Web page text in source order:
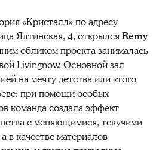
«Кристалл» по адресу
Ялтинская, 4, открылсяRemy
обликом проекта занималась
Livingnow. Основной зал
на мечту детства или «того
при помощи особых
команда создала эффект
с меняющимися, текучими
качестве материалов